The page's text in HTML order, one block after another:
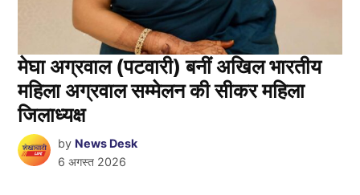
मेघा अग्रवाल (पटवारी) बनीं अखिल भारतीय
महिला अग्रवाल सम्मेलन की सीकर महिला
जिलाध्यक्ष
by News Desk
6 अगस्त 2026